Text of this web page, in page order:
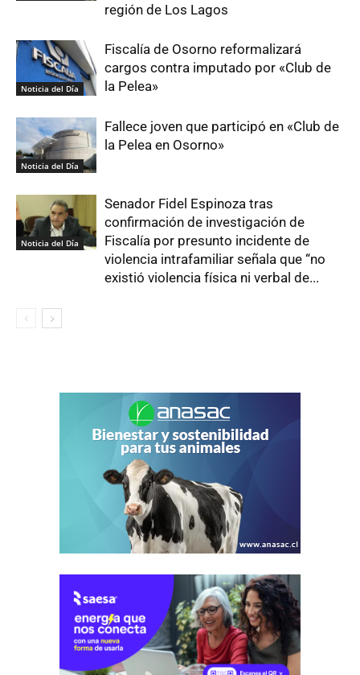
región de Los Lagos
Noticia del Día
Fiscalía de Osorno reformalizará
cargos contra imputado por «Club de
la Pelea»
Noticia del Día
Fallece joven que participó en «Club de
la Pelea en Osorno»
Noticia del Día
Senador Fidel Espinoza tras
confirmación de investigación de
Fiscalía por presunto incidente de
violencia intrafamiliar señala que “no
existió violencia física ni verbal de...